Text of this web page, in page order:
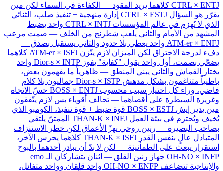
CTRL × ENTJ كلاهما يريد المقود — الكفاءة في السماء لكن مين
يقرّر هو السؤال CTRL × ESTJ إدارة منهجية + تنفيذ صلب، الثنائي
الذي لا يُهزم في عالم المؤسسات CTRL × INTJ واحد يضبط
المشهد من الأمام والثاني يلعب شطرنج من الخلف — صمت مرعب
ATM-er × ENFJ واحد يعطي بلا حدود والثاني يستقبل بصدق —
دفء لدرجة الاحتراق لكن الميزان لازم يتّزن ATM-er × ISFJ كلاهما
يضحّي بصمت، أول واحد يقول "كفاية" يفوز Dior-s × INTP واحد
يختار القماش والثاني يبني المنطق — ظاهرياً ما يفهمون بعض،
باطنياً متناغمون بشكل مدهش Dior-s × ISTP جماليون بلا كلام
فاضي، وراء كل اختيار سبب محسوب BOSS × ENTJ حسّ الاتجاه
وغريزة السيطرة على أقصاهما — تحالف أقوياء بس لازم يتّفقون
مين يدير إيش BOSS × ESTJ قوة ضبط + قوة تنفيذ، الكومبو الذي
يُخيف ويُحترم في بيئة العمل THAN-K × INFJ الممتنّ يلتقي
بصاحب البصيرة — رنين روحي يهزّ الأعماق لكن خطر الاستنزاف
المتبادل عالٍ بنفس القدر THAN-K × ISFJ كلاهما يحرس الآخر،
استقرار يبعث على الطمأنينة — لكن لا بدّ أن يبادر أحدهما بالبوح
OH-NO × INFP
جهاز رنين القلق — اثنان يتشاركان الـ emo
والإنتاجية تتضاعف OH-NO × ENFP واحد قلقان وواحد متفائل،